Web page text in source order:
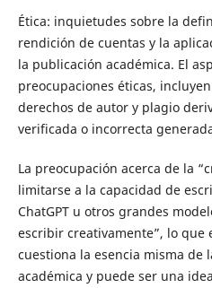
Ética: inquietudes sobre la
rendición de cuentas y la
la publicación académica. El
preocupaciones éticas,
derechos de autor y plagio
verificada o incorrecta
La preocupación acerca de la
limitarse a la capacidad de
ChatGPT u otros grandes
escribir creativamente”, lo que
cuestiona la esencia misma de
académica y puede ser una